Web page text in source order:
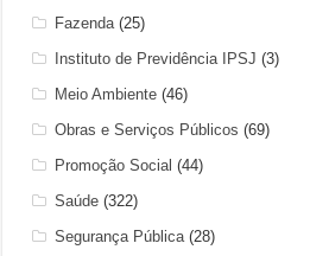
Fazenda (25)
Instituto de Previdência IPSJ (3)
Meio Ambiente (46)
Obras e Serviços Públicos (69)
Promoção Social (44)
Saúde (322)
Segurança Pública (28)